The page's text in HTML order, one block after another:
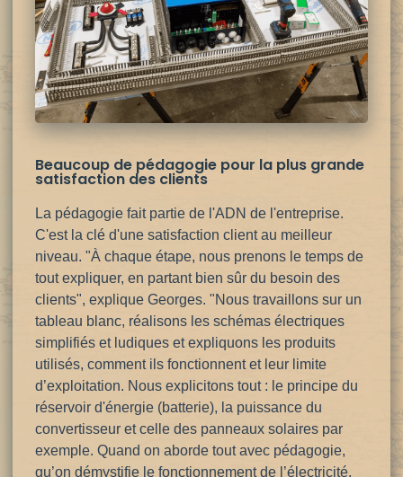
Beaucoup de pédagogie pour la plus grande
satisfaction des clients
La pédagogie fait partie de l'ADN de l'entreprise.
C'est la clé d'une satisfaction client au meilleur
niveau. "À chaque étape, nous prenons le temps de
tout expliquer, en partant bien sûr du besoin des
clients", explique Georges. "Nous travaillons sur un
tableau blanc, réalisons les schémas électriques
simplifiés et ludiques et expliquons les produits
utilisés, comment ils fonctionnent et leur limite
d’exploitation. Nous explicitons tout : le principe du
réservoir d'énergie (batterie), la puissance du
convertisseur et celle des panneaux solaires par
exemple. Quand onaborde tout avec pédagogie,
qu’on démystifie le fonctionnement de l’électricité,